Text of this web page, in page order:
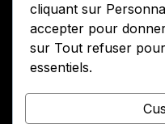
Contact
Cosyworld GmbH
De Werth Strasse
97947 Grünsfeld
Vente
cliquant sur
accepter pour
sur Tout refuser
essentiels.